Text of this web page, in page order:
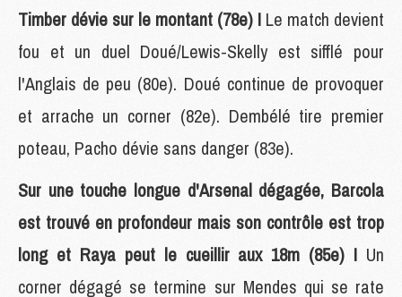
Timber dévie sur le montant (78e) ! Le match devient
fou et un duel Doué/Lewis-Skelly est sifflé pour
l'Anglais de peu (80e). Doué continue de provoquer
et arrache un corner (82e). Dembélé tire premier
poteau, Pacho dévie sans danger (83e).
Sur une touche longue d'Arsenal dégagée, Barcola
est trouvé en profondeur mais son contrôle est trop
long et Raya peut le cueillir aux 18m (85e) ! Un
corner dégagé se termine sur Mendes qui se rate